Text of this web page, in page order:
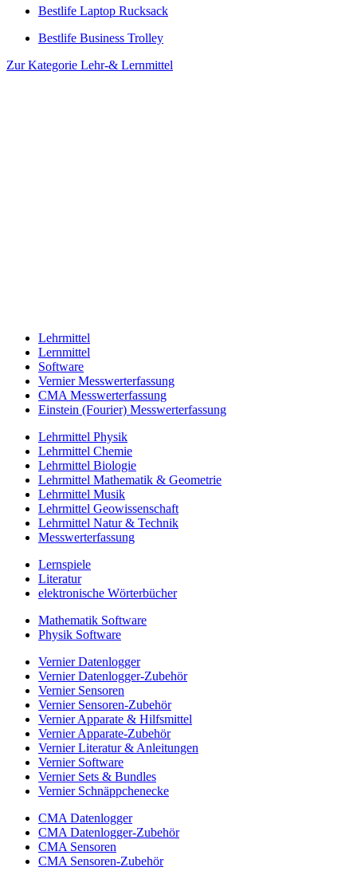
Bestlife Laptop Rucksack
Bestlife Business Trolley
Zur Kategorie Lehr-& Lernmittel
Lehrmittel
Lernmittel
Software
Vernier Messwerterfassung
CMA Messwerterfassung
Einstein (Fourier) Messwerterfassung
Lehrmittel Physik
Lehrmittel Chemie
Lehrmittel Biologie
Lehrmittel Mathematik & Geometrie
Lehrmittel Musik
Lehrmittel Geowissenschaft
Lehrmittel Natur & Technik
Messwerterfassung
Lernspiele
Literatur
elektronische Wörterbücher
Mathematik Software
Physik Software
Vernier Datenlogger
Vernier Datenlogger-Zubehör
Vernier Sensoren
Vernier Sensoren-Zubehör
Vernier Apparate & Hilfsmittel
Vernier Apparate-Zubehör
Vernier Literatur & Anleitungen
Vernier Software
Vernier Sets & Bundles
Vernier Schnäppchenecke
CMA Datenlogger
CMA Datenlogger-Zubehör
CMA Sensoren
CMA Sensoren-Zubehör